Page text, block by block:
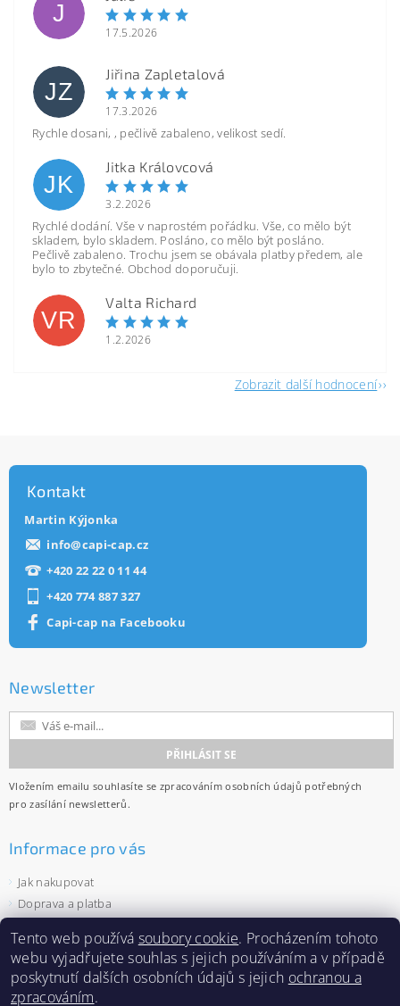
J
17.5.2026
JZ
Jiřina Zapletalová
17.3.2026
Rychle dosani, , pečlivě zabaleno, velikost sedí.
JK
Jitka Královcová
3.2.2026
Rychlé dodání. Vše v naprostém pořádku. Vše, co mělo být
skladem, bylo skladem. Posláno, co mělo být posláno.
Pečlivě zabaleno. Trochu jsem se obávala platby předem, ale
bylo to zbytečné. Obchod doporučuji.
VR
Valta Richard
1.2.2026
Zobrazit další hodnocení
Kontakt
Martin Kýjonka
info@capi-cap.cz
+420 22 22 0 11 44
+420 774 887 327
Capi-cap na Facebooku
Newsletter
Vložením emailu souhlasíte se zpracováním osobních údajů potřebných
pro zasílání newsletterů.
Informace pro vás
Jak nakupovat
Doprava a platba
Ochrana osobních údajů
Velkoobchod
Zásady používání souborů cookies
Tento web používá soubory cookie. Procházením tohoto
webu vyjadřujete souhlas s jejich používáním a v případě
poskytnutí dalších osobních údajů s jejich ochranou a
zpracováním.